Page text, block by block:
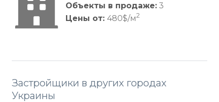
Объекты в продаже: 3
Цены от: 480$/м2
Застройщики в других городах
Украины